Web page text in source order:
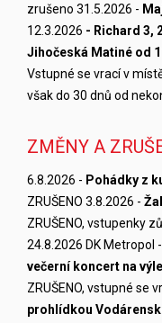
zrušeno 31.5.2026 -
12.3.2026 - Richard 3,
Jihočeská Matiné od
Vstupné se vrací v
však do 30 dnů od
ZMĚNY A
6.8.2026 - Pohádky z
ZRUŠENO 3.8.2026 -
ZRUŠENO, vstupenky
24.8.2026 DK Metropol
večerní koncert na
ZRUŠENO, vstupné se
prohlídkou